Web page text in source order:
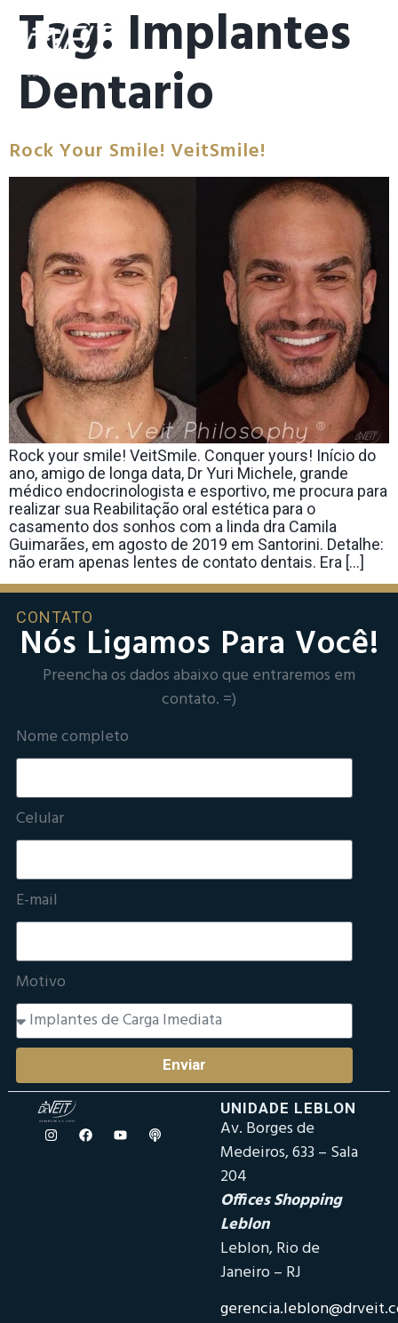
Tag: Implantes
Dentario
Rock Your Smile! VeitSmile!
Rock your smile! VeitSmile. Conquer yours! Início do
ano, amigo de longa data, Dr Yuri Michele, grande
médico endocrinologista e esportivo, me procura para
realizar sua Reabilitação oral estética para o
casamento dos sonhos com a linda dra Camila
Guimarães, em agosto de 2019 em Santorini. Detalhe:
não eram apenas lentes de contato dentais. Era […]
CONTATO
Nós Ligamos Para Você!
Preencha os dados abaixo que entraremos em
contato. =)
Nome completo
Celular
E-mail
Motivo
Enviar
UNIDADE LEBLON
Av. Borges de
Medeiros, 633 – Sala
204
Offices Shopping
Leblon
Leblon, Rio de
Janeiro – RJ